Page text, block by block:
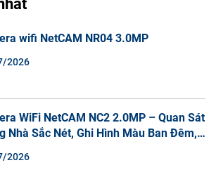
wifi NetCAM NR04 3.0MP
2026
WiFi NetCAM NC2 2.0MP – Quan Sát
Nhà Sắc Nét, Ghi Hình Màu Ban Đêm,
2026